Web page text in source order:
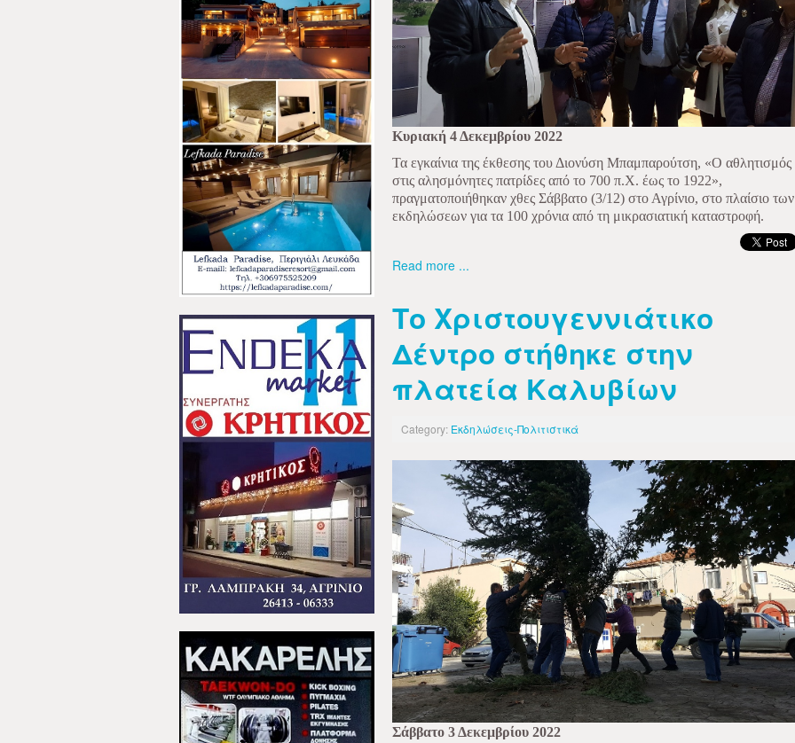
Κυριακή 4 Δεκεμβρίου 2022
Τα εγκαίνια της έκθεσης του Διονύση Μπαμπαρούτση, «Ο αθλητισμός
στις αλησμόνητες πατρίδες από το 700 π.Χ. έως το 1922»,
πραγματοποιήθηκαν χθες Σάββατο (3/12) στο Αγρίνιο, στο πλαίσιο των
εκδηλώσεων για τα 100 χρόνια από τη μικρασιατική καταστροφή.
Read more ...
Το Χριστουγεννιάτικο
Δέντρο στήθηκε στην
πλατεία Καλυβίων
Category: Εκδηλώσεις-Πολιτιστικά
Σάββατο 3 Δεκεμβρίου 2022